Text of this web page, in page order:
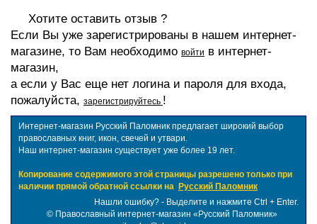
Хотите оставить отзыв ?
Если Вы уже зарегистрированы в нашем интернет-
магазине, то Вам необходимо войти в интернет-
магазин,
а если у Вас еще нет логина и пароля для входа,
пожалуйста, зарегистрируйтесь !
Интернет-магазин Русский Паломник предлагает широкий выбор
православных книг, икон, свечей и утвари.
Наш интернет-магазин существует уже более 19 лет.
Копирование содержимого этой страницы разрешено только при
наличии прямой обратной ссылки на Русский Паломник
Нашли ошибку? - Выделите и нажмите Ctrl + Enter.
© Православный интернет-магазин «Русский Паломник»